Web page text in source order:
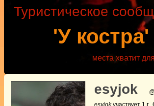
'У костра'
Туристическое
места хватит
esyjok